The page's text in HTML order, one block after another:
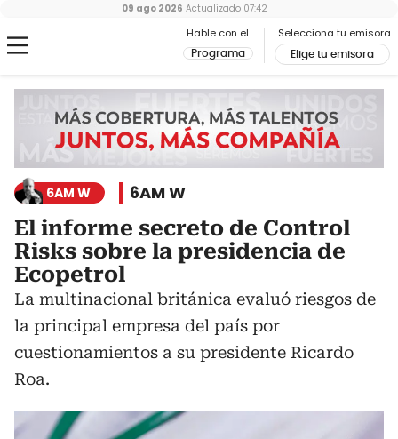
Hable con el
Programa
Selecciona tu emisora
Elige tu emisora
09 ago 2026 Actualizado 07:42
6AM W 6AM W
El informe secreto de Control
Risks sobre la presidencia de
Ecopetrol
La multinacional británica evaluó riesgos de
la principal empresa del país por
cuestionamientos a su presidente Ricardo
Roa.